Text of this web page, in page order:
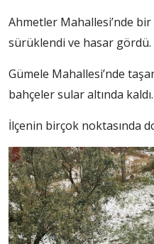
Ahmetler Mahallesi’nde
sürüklendi ve hasar gördü.
Gümele Mahallesi’nde
bahçeler sular altında kaldı.
İlçenin birçok noktasında